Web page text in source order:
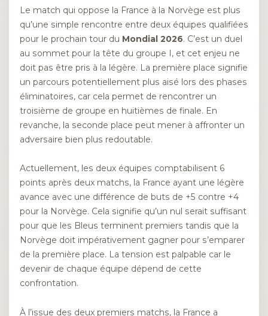
Le match qui oppose la France à la Norvège est plus
qu’une simple rencontre entre deux équipes qualifiées
pour le prochain tour du Mondial 2026. C’est un duel
au sommet pour la tête du groupe I, et cet enjeu ne
doit pas être pris à la légère. La première place signifie
un parcours potentiellement plus aisé lors des phases
éliminatoires, car cela permet de rencontrer un
troisième de groupe en huitièmes de finale. En
revanche, la seconde place peut mener à affronter un
adversaire bien plus redoutable.
Actuellement, les deux équipes comptabilisent 6
points après deux matchs, la France ayant une légère
avance avec une différence de buts de +5 contre +4
pour la Norvège. Cela signifie qu’un nul serait suffisant
pour que les Bleus terminent premiers tandis que la
Norvège doit impérativement gagner pour s’emparer
de la première place. La tension est palpable car le
devenir de chaque équipe dépend de cette
confrontation.
À l’issue des deux premiers matchs, la France a